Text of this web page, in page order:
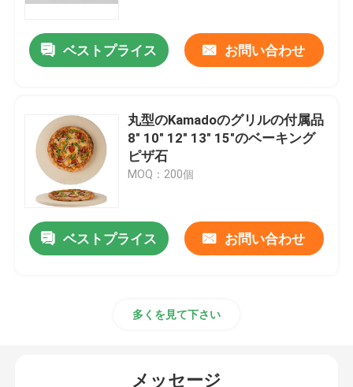
ベストプライス お問い合わせ
丸型のKamadoのグリルの付属品
8" 10" 12" 13" 15"のベーキング
ピザ石
MOQ：200個
ベストプライス お問い合わせ
多くを見て下さい
メッセージ